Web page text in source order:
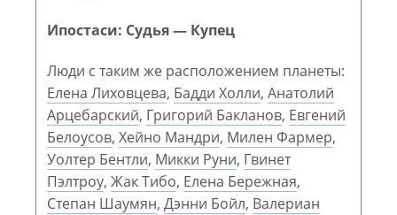
Ипостаси: Судья — Купец
Люди с таким же расположением планеты:
Елена Лиховцева, Бадди Холли, Анатолий
Арцебарский, Григорий Бакланов, Евгений
Белоусов, Хейно Мандри, Милен Фармер,
Уолтер Бентли, Микки Руни, Гвинет
Пэлтроу, Жак Тибо, Елена Бережная,
Степан Шаумян, Дэнни Бойл, Валериан